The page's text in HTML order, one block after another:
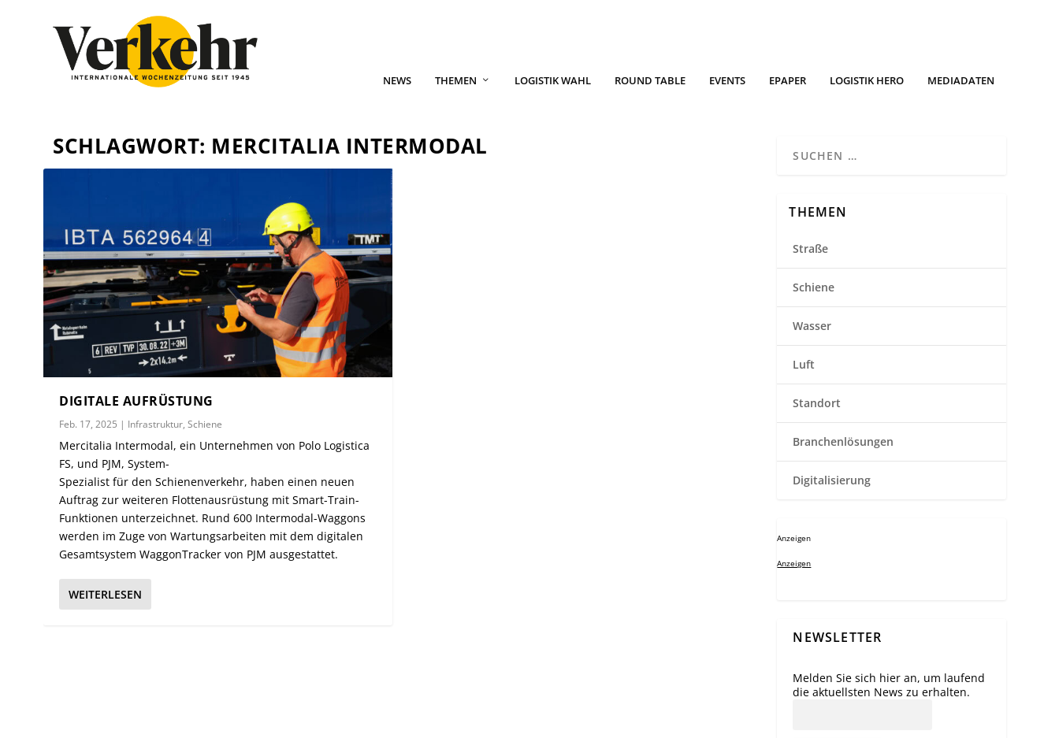
NEWS THEMEN LOGISTIK WAHL ROUND TABLE EVENTS EPAPER LOGISTIK HERO MEDIADATEN
SCHLAGWORT: MERCITALIA INTERMODAL
DIGITALE AUFRÜSTUNG
Feb. 17, 2025 | Infrastruktur,Schiene
Mercitalia Intermodal, ein Unternehmen von Polo Logistica
FS, und PJM, System-
Spezialist für den Schienenverkehr, haben einen neuen
Auftrag zur weiteren Flottenausrüstung mit Smart-Train-
Funktionen unterzeichnet. Rund 600 Intermodal-Waggons
werden im Zuge von Wartungsarbeiten mit dem digitalen
Gesamtsystem WaggonTracker von PJM ausgestattet.
WEITERLESEN
THEMEN
Straße
Schiene
Wasser
Luft
Standort
Branchenlösungen
Digitalisierung
Anzeigen
Anzeigen
NEWSLETTER
Melden Sie sich hier an, um laufend
die aktuellsten News zu erhalten.